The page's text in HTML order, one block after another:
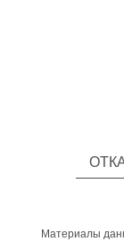
Материалы